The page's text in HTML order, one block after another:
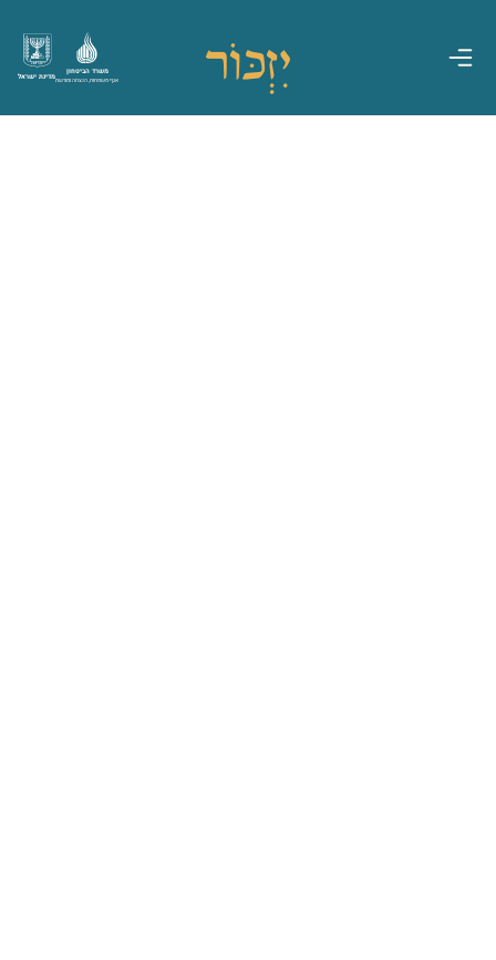
מדינת ישראל
משרד הביטחון
אגף משפחות, הנצחה ומורשת